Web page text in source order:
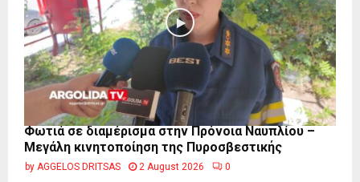
Φωτιά σε διαμέρισμα στην Πρόνοια Ναυπλίου –
Μεγάλη κινητοποίηση της Πυροσβεστικής
by AGGELOS DRITSAS 2 August 2026 0